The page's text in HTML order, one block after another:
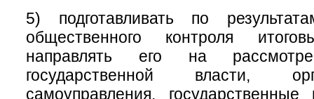
5) подготавливать по
общественного контроля
направлять его на
государственной власти,
самоуправления,